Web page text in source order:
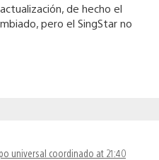
de hecho el
pero el SingStar no
universal coordinado at 21:40